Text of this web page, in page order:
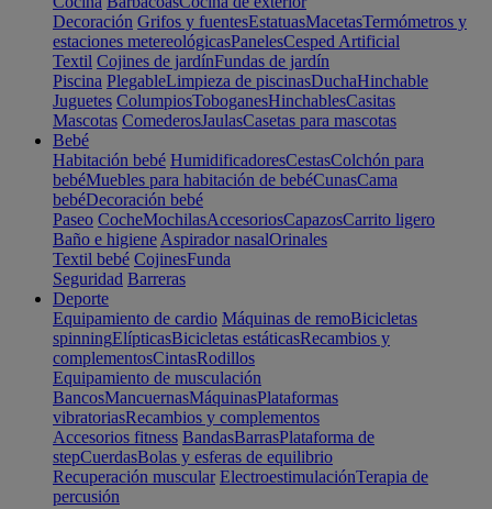
Decoración Grifos y fuentesEstatuasMacetasTermómetros y
estaciones metereológicasPanelesCesped Artificial
Textil Cojines de jardínFundas de jardín
Piscina PlegableLimpieza de piscinasDuchaHinchable
Juguetes ColumpiosToboganesHinchablesCasitas
Mascotas ComederosJaulasCasetas para mascotas
Bebé
Habitación bebé HumidificadoresCestasColchón para
bebéMuebles para habitación de bebéCunasCama
bebéDecoración bebé
Paseo CocheMochilasAccesoriosCapazosCarrito ligero
Baño e higiene Aspirador nasalOrinales
Textil bebé CojinesFunda
Seguridad Barreras
Deporte
Equipamiento de cardio Máquinas de remoBicicletas
spinningElípticasBicicletas estáticasRecambios y
complementosCintasRodillos
Equipamiento de musculación
BancosMancuernasMáquinasPlataformas
vibratoriasRecambios y complementos
Accesorios fitness BandasBarrasPlataforma de
stepCuerdasBolas y esferas de equilibrio
Recuperación muscular ElectroestimulaciónTerapia de
percusión